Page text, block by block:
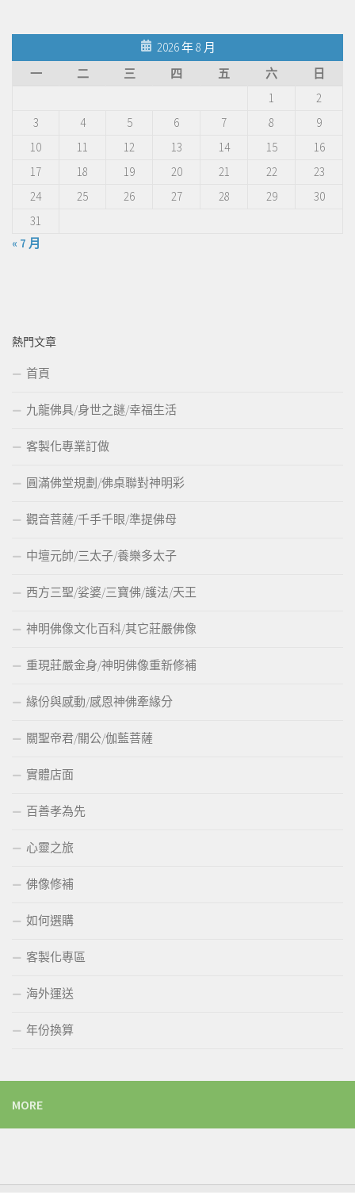
2026 年 8 月
一
二 三 四 五 六
日
1
2
3
4 5 6 7 8
9
10
11 12 13 14 15
16
17
18 19 20 21 22
23
24
25 26 27 28 29
30
31
« 7 月
熱門文章
首頁
九龍佛具/身世之謎/幸福生活
客製化專業訂做
圓滿佛堂規劃/佛桌聯對神明彩
觀音菩薩/千手千眼/準提佛母
中壇元帥/三太子/養樂多太子
西方三聖/娑婆/三寶佛/護法/天王
神明佛像文化百科/其它莊嚴佛像
重現莊嚴金身/神明佛像重新修補
緣份與感動/感恩神佛牽緣分
關聖帝君/關公/伽藍菩薩
實體店面
百善孝為先
心靈之旅
佛像修補
如何選購
客製化專區
海外運送
年份換算
MORE